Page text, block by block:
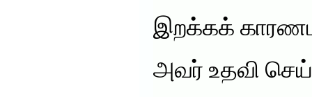
இறக்கக்
அவர் உதவி